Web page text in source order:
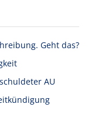
Geht das?
AU